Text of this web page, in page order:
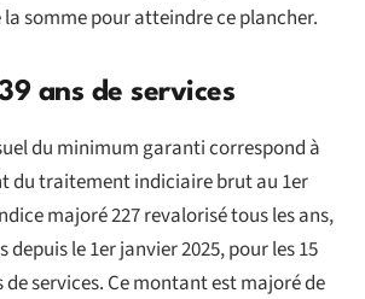
somme pour atteindre ce plancher.
ans de services
du minimum garanti correspond à
du traitement indiciaire brut au 1er
majoré 227 revalorisé tous les ans,
depuis le 1er janvier 2025, pour les 15
de services. Ce montant est majoré de